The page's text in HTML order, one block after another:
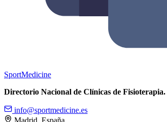
SportMedicine
Directorio Nacional de Clínicas de Fisioterapia.
info@sportmedicine.es